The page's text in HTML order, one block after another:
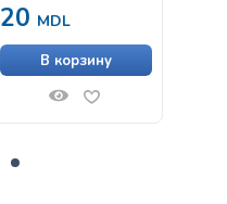
sos 85g
20 MDL
В корзину